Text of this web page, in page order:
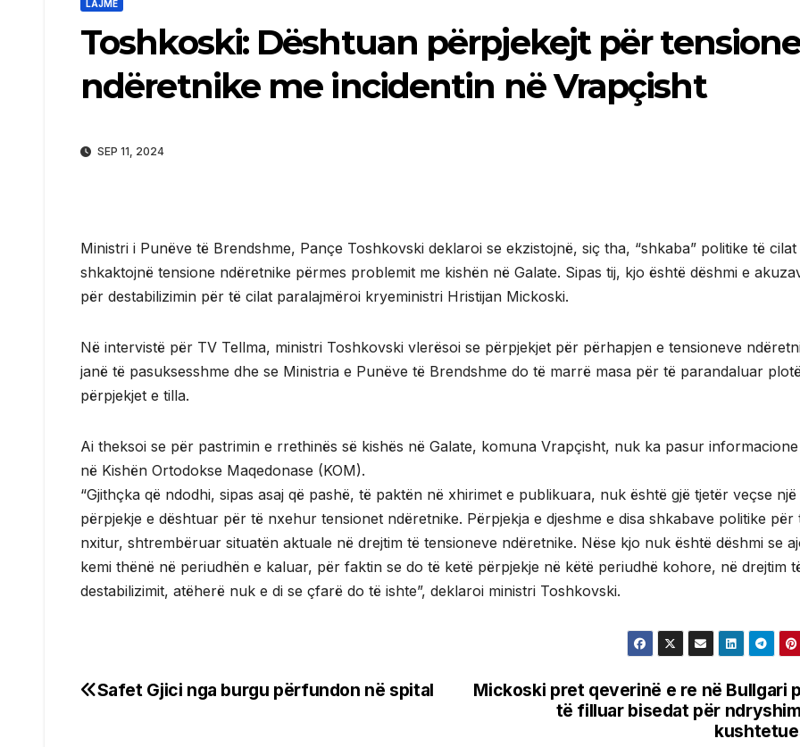
LAJME
Toshkoski: Dështuan përpjekejt për
ndëretnike me incidentin në Vrapçisht
SEP 11, 2024
Ministri i Punëve të Brendshme, Pançe Toshkovski deklaroi se ekzistojnë, siç tha, “shkaba” politike të cilat
shkaktojnë tensione ndëretnike përmes problemit me kishën në Galate. Sipas tij, kjo është dëshmi e
për destabilizimin për të cilat paralajmëroi kryeministri Hristijan Mickoski.
Në intervistë për TV Tellma, ministri Toshkovski vlerësoi se përpjekjet për përhapjen e tensioneve
janë të pasuksesshme dhe se Ministria e Punëve të Brendshme do të marrë masa për të parandaluar
përpjekjet e tilla.
Ai theksoi se për pastrimin e rrethinës së kishës në Galate, komuna Vrapçisht, nuk ka pasur
në Kishën Ortodokse Maqedonase (KOM).
“Gjithçka që ndodhi, sipas asaj që pashë, të paktën në xhirimet e publikuara, nuk është gjë tjetër veçse një
përpjekje e dështuar për të nxehur tensionet ndëretnike. Përpjekja e djeshme e disa shkabave politike për
nxitur, shtrembëruar situatën aktuale në drejtim të tensioneve ndëretnike. Nëse kjo nuk është dëshmi se
kemi thënë në periudhën e kaluar, për faktin se do të ketë përpjekje në këtë periudhë kohore, në drejtim
destabilizimit, atëherë nuk e di se çfarë do të ishte”, deklaroi ministri Toshkovski.
Post
Mickoski pret qeverinë e re në Bullgari
të filluar bisedat për
Safet Gjici nga burgu përfundon në spital